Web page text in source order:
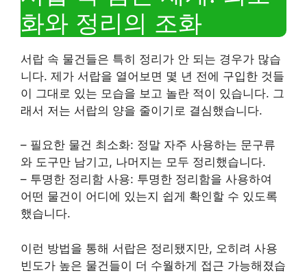
화와 정리의 조화
서랍 속 물건들은 특히 정리가 안 되는 경우가 많습
니다. 제가 서랍을 열어보면 몇 년 전에 구입한 것들
이 그대로 있는 모습을 보고 놀란 적이 있습니다. 그
래서 저는 서랍의 양을 줄이기로 결심했습니다.
– 필요한 물건 최소화: 정말 자주 사용하는 문구류
와 도구만 남기고, 나머지는 모두 정리했습니다.
– 투명한 정리함 사용: 투명한 정리함을 사용하여
어떤 물건이 어디에 있는지 쉽게 확인할 수 있도록
했습니다.
이런 방법을 통해 서랍은 정리됐지만, 오히려 사용
빈도가 높은 물건들이 더 수월하게 접근 가능해졌습